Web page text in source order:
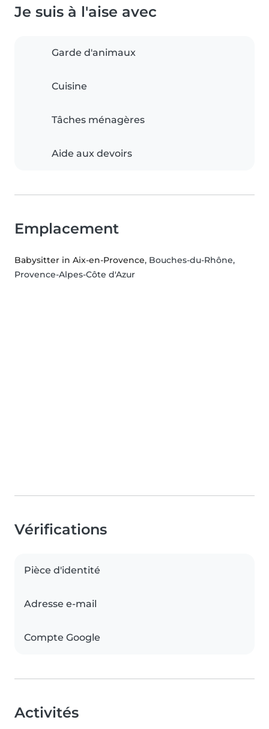
Je suis à l'aise avec
Garde d'animaux
Cuisine
Tâches ménagères
Aide aux devoirs
Emplacement
Babysitter in Aix-en-Provence, Bouches-du-Rhône,
Provence-Alpes-Côte d'Azur
Vérifications
Pièce d'identité
Adresse e-mail
Compte Google
Activités